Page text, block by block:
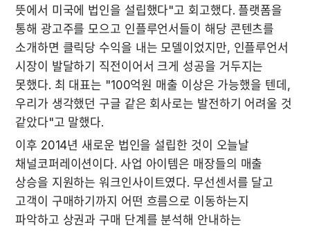
뜻에서 미국에 법인을 설립했다"고 회고했다. 플랫폼을
통해 광고주를 모으고 인플루언서들이 해당 콘텐츠를
소개하면 클릭당 수익을 내는 모델이었지만, 인플루언서
시장이 발달하기 직전이어서 크게 성공을 거두지는
못했다. 최 대표는 "100억원 매출 이상은 가능했을 텐데,
우리가 생각했던 구글 같은 회사로는 발전하기 어려울 것
같았다"고 말했다.
이후 2014년 새로운 법인을 설립한 것이 오늘날
채널코퍼레이션이다. 사업 아이템은 매장들의 매출
상승을 지원하는 워크인사이트였다. 무선센서를 달고
고객이 구매하기까지 어떤 흐름으로 이동하는지
파악하고 상권과 구매 단계를 분석해 안내하는